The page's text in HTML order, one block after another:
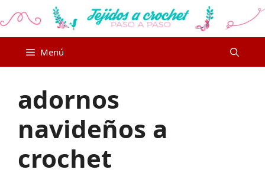
al
Menú
adornos
navideños a
crochet